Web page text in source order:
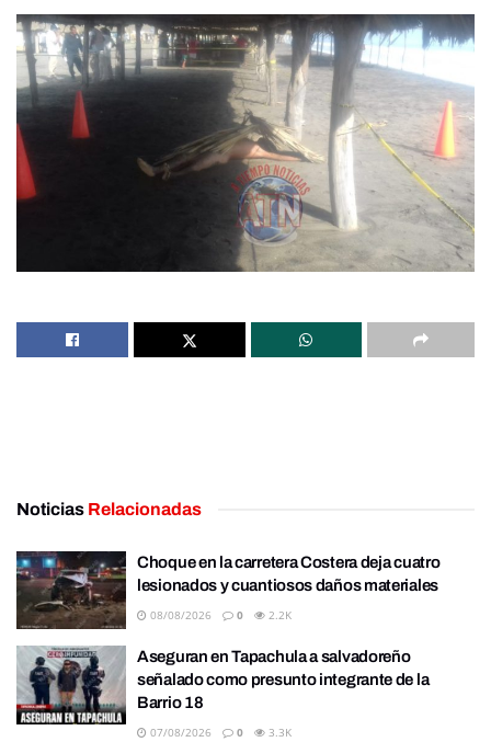
Noticias Relacionadas
Choque en la carretera Costera deja cuatro
lesionados y cuantiosos daños materiales
08/08/2026 0 2.2K
Aseguran en Tapachula a salvadoreño
señalado como presunto integrante de la
Barrio 18
07/08/2026 0 3.3K